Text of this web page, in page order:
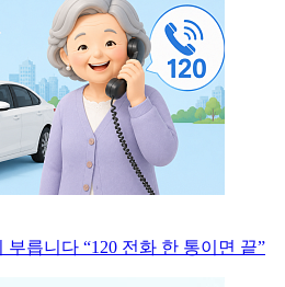
부릅니다 “120 전화 한 통이면 끝”